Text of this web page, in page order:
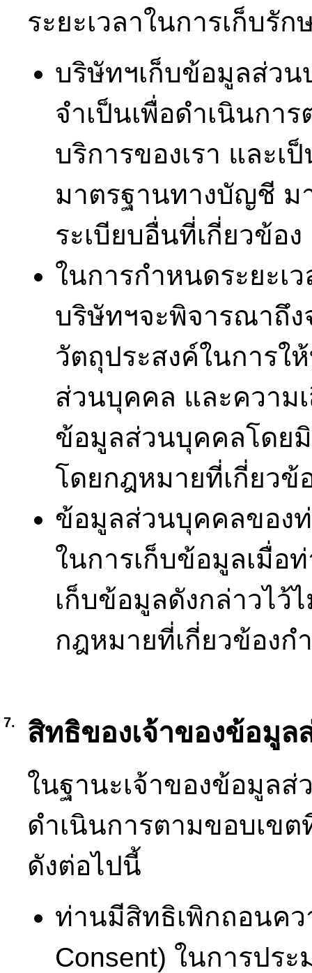
ระยะเวลาในการเก็บรั
บริษัทฯเก็บข้อมูลส่วน
จำเป็นเพื่อดำเนินกา
บริการของเรา และเ
มาตรฐานทางบัญชี ม
ระเบียบอื่นที่เกี่ยวข้อง
ในการกำหนดระยะเ
บริษัทฯจะพิจารณาถึ
วัตถุประสงค์ในการใ
ส่วนบุคคล และความ
ข้อมูลส่วนบุคคลโดย
โดยกฎหมายที่เกี่ยวข้
ข้อมูลส่วนบุคคลของ
ในการเก็บข้อมูลเมื่อ
เก็บข้อมูลดังกล่าวไว้
กฎหมายที่เกี่ยวข้องก
7. สิทธิของเจ้าของข้อมู
ในฐานะเจ้าของข้อมูล
ดำเนินการตามขอบเข
ดังต่อไปนี้
ท่านมีสิทธิเพิกถอนคว
Consent) ในการปร